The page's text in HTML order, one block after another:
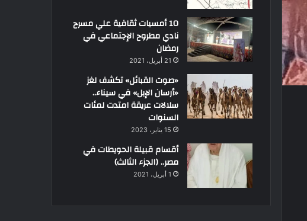
10 أمسيات ثقافية علي مسرح
نادي مطروح الإجتماعي في
رمضان
21 أبريل، 2021
«صوت القبائل» تكشف لغز
«أرسان الإبل» في سيناء..
سلالات عريقة امتدت لمئات
السنوات
15 يناير، 2023
أقسام قبيلة الحويطات في
مصر.. (الجزء الثالث)
1 أبريل، 2021